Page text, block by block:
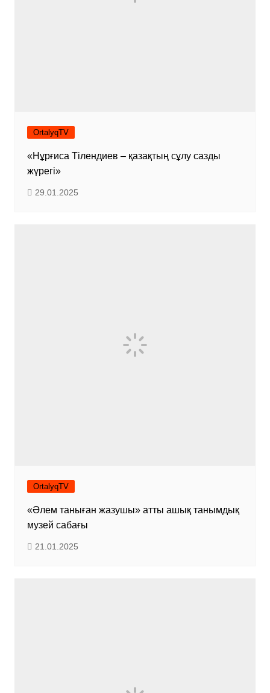
OrtalyqTV
«Нұрғиса Тілендиев – қазақтың сұлу сазды
жүрегі»
29.01.2025
OrtalyqTV
«Әлем таныған жазушы» атты ашық танымдық
музей сабағы
21.01.2025